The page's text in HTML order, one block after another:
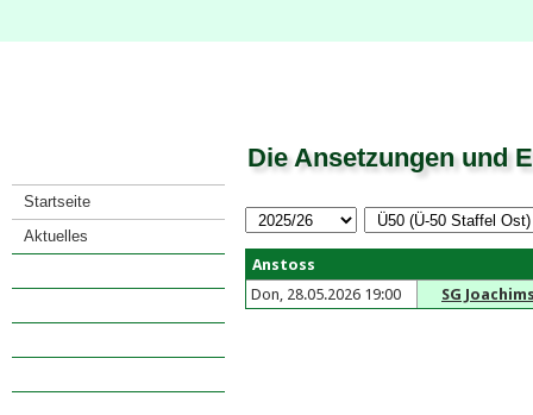
Die Ansetzungen und
Startseite
Aktuelles
Anstoss
Don, 28.05.2026 19:00
SG